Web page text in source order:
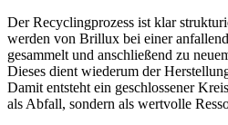
Der Recyclingprozess ist klar
werden von Brillux bei einer
gesammelt und anschließend zu
Dieses dient wiederum der
Damit entsteht ein geschlossener
als Abfall, sondern als wertvolle